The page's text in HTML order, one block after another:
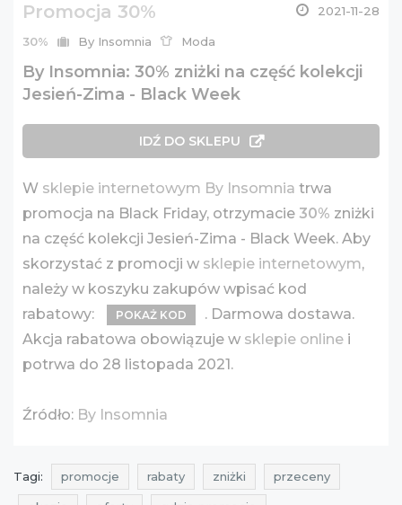
Promocja 30% 2021-11-28
30% By Insomnia Moda
By Insomnia: 30% zniżki na część kolekcji
Jesień-Zima - Black Week
IDŹ DO SKLEPU
W sklepie internetowym By Insomnia trwa
promocja na Black Friday, otrzymacie 30% zniżki
na część kolekcji Jesień-Zima - Black Week. Aby
skorzystać z promocji w sklepie internetowym,
należy w koszyku zakupów wpisać kod
rabatowy:
POKAŻ KOD
. Darmowa dostawa.
Akcja rabatowa obowiązuje w sklepie online i
potrwa do 28 listopada 2021.
Źródło: By Insomnia
Tagi: promocje rabaty zniżki przeceny